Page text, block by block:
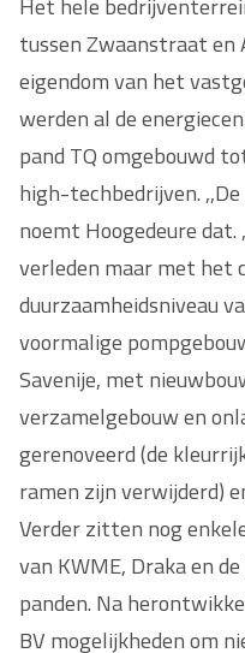
tussen Zwaanstraat en
eigendom van het
werden al de
pand TQ omgebouwd
high-techbedrijven.
noemt Hoogedeure
verleden maar met het
duurzaamheidsniveau
voormalige
Savenije, met
verzamelgebouw en
gerenoveerd (de
ramen zijn verwijderd)
Verder zitten nog
van KWME, Draka en
panden. Na
BV mogelijkheden om